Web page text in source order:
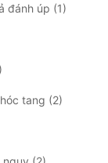
đánh úp (1)
tang (2)